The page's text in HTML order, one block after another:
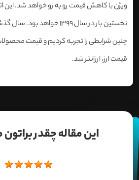
ویژن با کاهش قیمت رو به رو خواهد شد. این
نخستین بار در سال 1399
چنین شرایطی را تجربه کردیم و قیمت
قیمت ارز، ارزانتر شد.
این مقاله چقدر